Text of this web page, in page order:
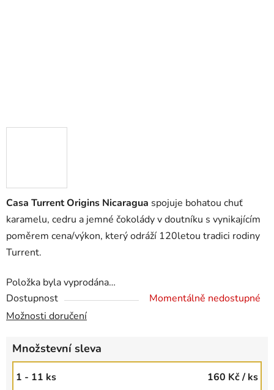
Casa Turrent Origins Nicaragua spojuje bohatou chuť
karamelu, cedru a jemné čokolády v doutníku s vynikajícím
poměrem cena/výkon, který odráží 120letou tradici rodiny
Turrent.
Položka byla vyprodána…
Dostupnost
Momentálně nedostupné
Možnosti doručení
Množstevní sleva
1 - 11 ks 160 Kč/ ks